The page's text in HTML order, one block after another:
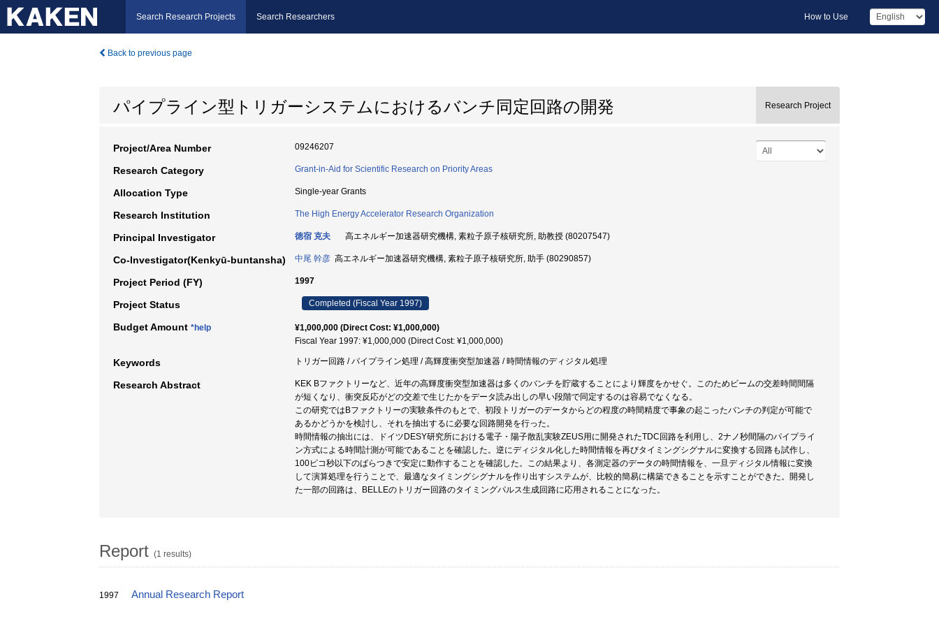
Search Research Projects Search Researchers How to Use
Back to previous page
パイプライン型トリガーシステムにおけるバンチ同定回路の開発 Research Project
Project/Area Number 09246207
Research Category Grant-in-Aid for Scientific Research on Priority Areas
Allocation Type Single-year Grants
Research Institution The High Energy Accelerator Research Organization
Principal Investigator 徳宿 克夫 高エネルギー加速器研究機構, 素粒子原子核研究所, 助教授 (80207547)
Co-Investigator(Kenkyū-buntansha) 中尾 幹彦 高エネルギー加速器研究機構, 素粒子原子核研究所, 助手 (80290857)
Project Period (FY) 1997
Project Status Completed (Fiscal Year 1997)
Budget Amount *help
¥1,000,000 (Direct Cost: ¥1,000,000)
Fiscal Year 1997: ¥1,000,000 (Direct Cost: ¥1,000,000)
Keywords トリガー回路 / パイプライン処理 / 高輝度衝突型加速器 / 時間情報のディジタル処理
Research Abstract
KEK Bファクトリーなど、近年の高輝度衝突型加速器は多くのバンチを貯蔵することにより輝度をかせぐ。このためビームの交差時間間隔
が短くなり、衝突反応がどの交差で生じたかをデータ読み出しの早い段階で同定するのは容易でなくなる。
この研究ではBファクトリーの実験条件のもとで、初段トリガーのデータからどの程度の時間精度で事象の起こったバンチの判定が可能で
あるかどうかを検討し、それを抽出するに必要な回路開発を行った。
時間情報の抽出には、ドイツDESY研究所における電子・陽子散乱実験ZEUS用に開発されたTDC回路を利用し、2ナノ秒間隔のパイプライ
ン方式による時間計測が可能であることを確認した。逆にディジタル化した時間情報を再びタイミングシグナルに変換する回路も試作し、
100ピコ秒以下のばらつきで安定に動作することを確認した。この結果より、各測定器のデータの時間情報を、一旦ディジタル情報に変換
して演算処理を行うことで、最適なタイミングシグナルを作り出すシステムが、比較的簡易に構築できることを示すことができた。開発し
た一部の回路は、BELLEのトリガー回路のタイミングパルス生成回路に応用されることになった。
Report (1 results)
1997 Annual Research Report